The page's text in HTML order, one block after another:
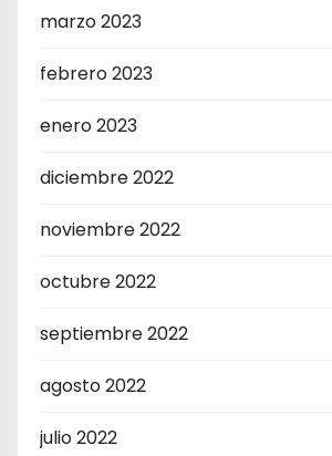
marzo 2023
febrero 2023
enero 2023
diciembre 2022
noviembre 2022
octubre 2022
septiembre 2022
agosto 2022
julio 2022